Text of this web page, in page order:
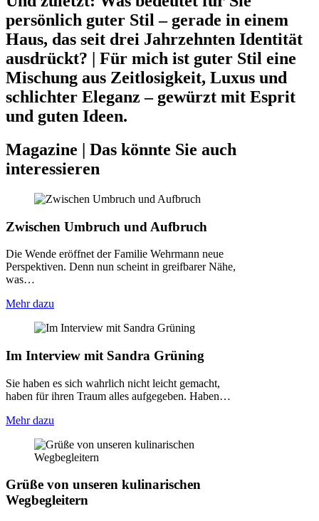
persönlich guter Stil – gerade in einem
Haus, das seit drei Jahrzehnten Identität
ausdrückt? | Für mich ist guter Stil eine
Mischung aus Zeitlosigkeit, Luxus und
schlichter Eleganz – gewürzt mit Esprit
und guten Ideen.
Magazine | Das könnte Sie auch
interessieren
Zwischen Umbruch und Aufbruch
Die Wende eröffnet der Familie Wehrmann neue
Perspektiven. Denn nun scheint in greifbarer Nähe,
was…
Mehr dazu
Im Interview mit Sandra Grüning
Sie haben es sich wahrlich nicht leicht gemacht,
haben für ihren Traum alles aufgegeben. Haben…
Mehr dazu
Grüße von unseren kulinarischen
Wegbegleitern